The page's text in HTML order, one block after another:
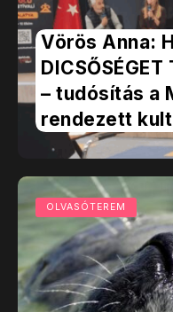
Vörös Anna:
DICSŐSÉGET
– tudósítás a
rendezett
OLVASÓTEREM